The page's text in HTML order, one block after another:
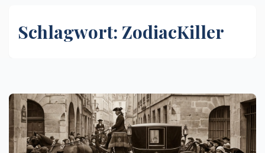
Schlagwort: ZodiacKiller